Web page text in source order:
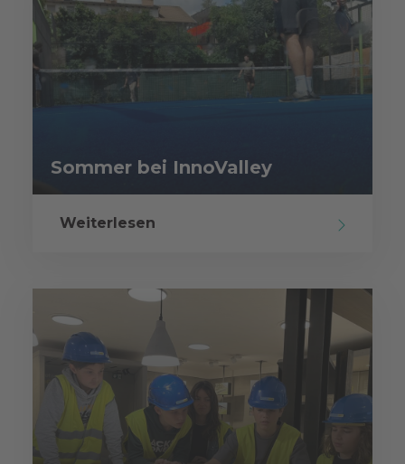
Sommer bei InnoValley
Weiterlesen